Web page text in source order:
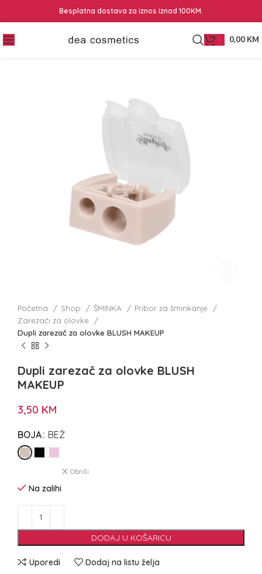
Besplatna dostava za iznos iznad 100KM.
0,00 KM
Početna Shop ŠMINKA
Pribor za šminkanje
Zarezači za olovke
Dupli zarezač za olovke BLUSH MAKEUP
Dupli zarezač za olovke BLUSH
MAKEUP
3,50 KM
BOJA BEŽ
Obriši
Na zalihi
DODAJ U KOŠARICU
Uporedi Dodaj na listu želja